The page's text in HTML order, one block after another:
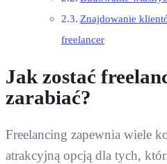
Znajdowanie
freelancer
Jak zostać
zarabiać?
Freelancing zapewnia wiele
atrakcyjną opcją dla tych,